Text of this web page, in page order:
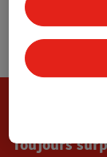
Toujours